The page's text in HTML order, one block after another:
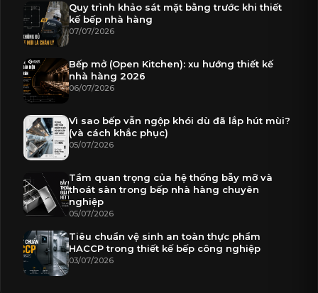
Quy trình khảo sát mặt bằng trước khi thiết
kế bếp nhà hàng
07/07/2026
Bếp mở (Open Kitchen): xu hướng thiết kế
nhà hàng 2026
06/07/2026
Vì sao bếp vẫn ngộp khói dù đã lắp hút mùi?
(và cách khắc phục)
05/07/2026
Tầm quan trọng của hệ thống bẫy mỡ và
thoát sàn trong bếp nhà hàng chuyên
nghiệp
05/07/2026
Tiêu chuẩn vệ sinh an toàn thực phẩm
HACCP trong thiết kế bếp công nghiệp
03/07/2026